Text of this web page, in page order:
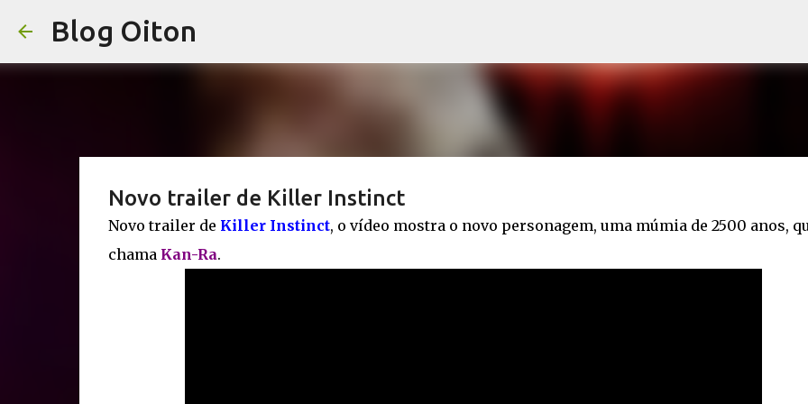
Blog Oiton
Novo trailer de Killer Instinct
Novo trailer de Killer Instinct, o vídeo mostra o novo personagem, uma múmia de 2500 anos,
chama Kan-Ra.